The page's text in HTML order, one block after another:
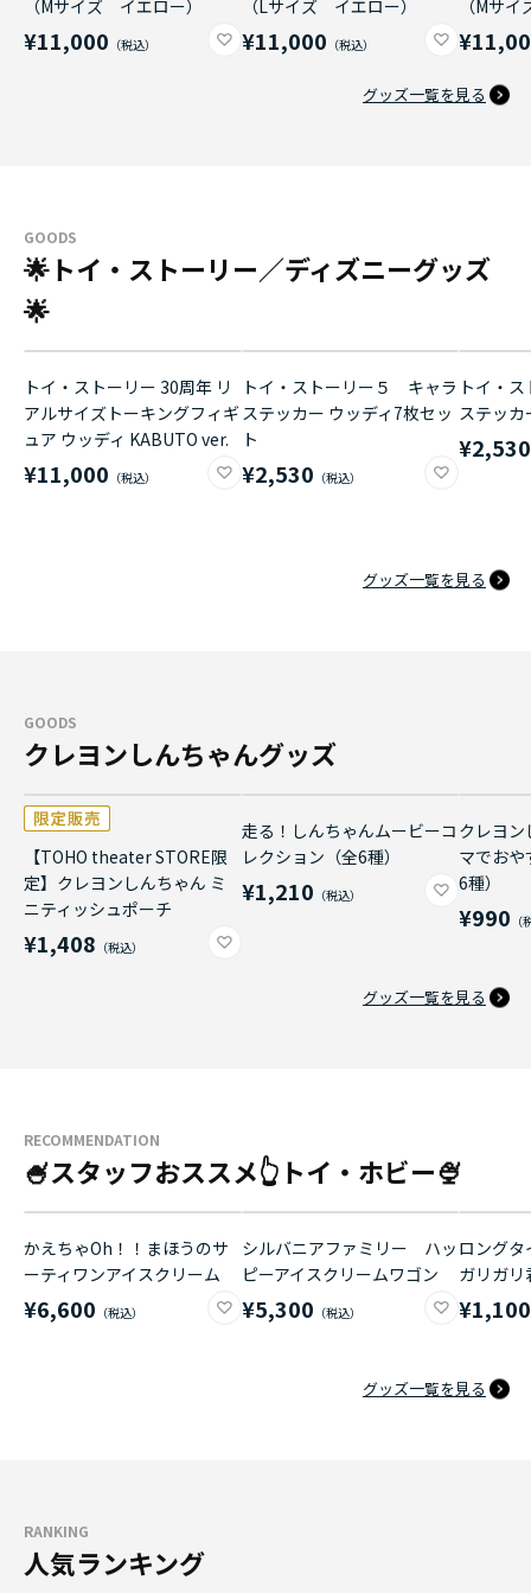
（Mサイズ イエロー）
¥11,000
（Lサイズ イエロー）
¥11,000
（Mサ
グッズ一覧を見る
GOODS
🌟トイ・ストーリー／ディズニーグッズ
🌟
トイ・ストーリー 30周年 リ
アルサイズトーキングフィギ
ュア ウッディ KABUTO ver.
¥11,000
トイ・ストーリー５ キャラ
ステッカー ウッディ7枚セッ
ト
¥2,530
トイ・
ステッカ
¥2,530
グッズ一覧を見る
GOODS
クレヨンしんちゃんグッズ
【TOHO theater STORE限
定】クレヨンしんちゃん ミ
ニティッシュポーチ
¥1,408
走る！しんちゃんムービーコ
レクション（全6種）
¥1,210
クレヨ
マでお
6種）
¥990
グッズ一覧を見る
RECOMMENDATION
🍧スタッフおススメ👆トイ・ホビー🍨
かえちゃOh！！まほうのサ
ーティワンアイスクリーム
¥6,600
シルバニアファミリー ハッ
ピーアイスクリームワゴン
¥5,300
ロング
ガリガ
¥1,100
グッズ一覧を見る
RANKING
人気ランキング